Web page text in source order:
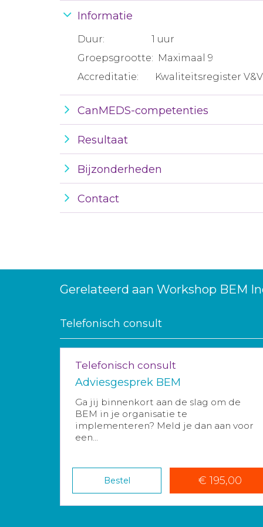
Informatie
Duur: 1 uur
Groepsgrootte: Maximaal 9
Accreditatie: Kwaliteitsregister
CanMEDS-competenties
Resultaat
Bijzonderheden
Contact
Gerelateerd aan Workshop BEM
Telefonisch consult
Telefonisch consult
Adviesgesprek BEM
Ga jij binnenkort aan de slag om de
BEM in je organisatie te
implementeren? Meld je dan aan voor
een...
Bestel € 195,00